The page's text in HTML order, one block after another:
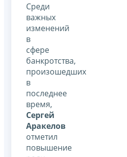
Среди
важных
изменений
в
сфере
банкротства,
произошедших
в
последнее
время,
Сергей
Аракелов
отметил
повышение